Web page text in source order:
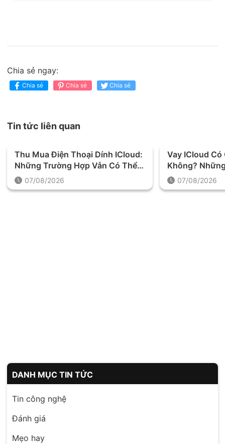
Chia sẻ ngay:
Chia sẻ Chia sẻ Chia sẻ
Tin tức liên quan
Thu Mua Điện Thoại Dính ICloud:
Những Trường Hợp Vẫn Có Thể
Định Giá Và Thu Mua
07/08/2026
Vay ICloud Có
Không?
Được Yêu Cầu
07/08/2026
DANH MỤC TIN TỨC
Tin công nghệ
Đánh giá
Mẹo hay